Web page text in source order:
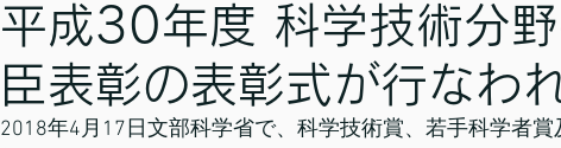
平成30年度 科学技術分
臣表彰の表彰式が行なわ
2018年4月17日文部科学省で、科学技術賞、若手科学者